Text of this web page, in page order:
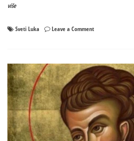
više
Sveti Luka Leave a Commenton
vjere
i
istrajnosti